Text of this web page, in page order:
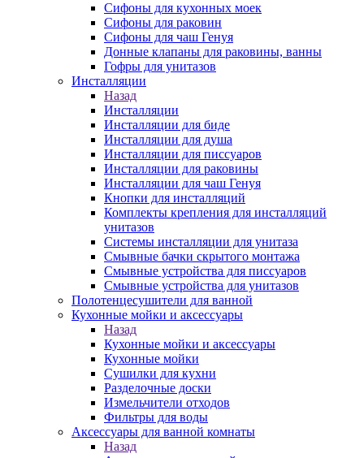
Сифоны для кухонных моек
Сифоны для раковин
Сифоны для чаш Генуя
Донные клапаны для раковины, ванны
Гофры для унитазов
Инсталляции
Назад
Инсталляции
Инсталляции для биде
Инсталляции для душа
Инсталляции для писсуаров
Инсталляции для раковины
Инсталляции для чаш Генуя
Кнопки для инсталляций
Комплекты крепления для инсталляций
унитазов
Системы инсталляции для унитаза
Смывные бачки скрытого монтажа
Смывные устройства для писсуаров
Смывные устройства для унитазов
Полотенцесушители для ванной
Кухонные мойки и аксессуары
Назад
Кухонные мойки и аксессуары
Кухонные мойки
Сушилки для кухни
Разделочные доски
Измельчители отходов
Фильтры для воды
Аксессуары для ванной комнаты
Назад